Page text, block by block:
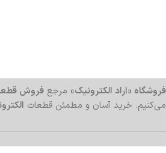
فروشگاه «آراد الکترونیک» مرجع فروش
می‌کنیم. خرید آسان و مطمئن قطعات